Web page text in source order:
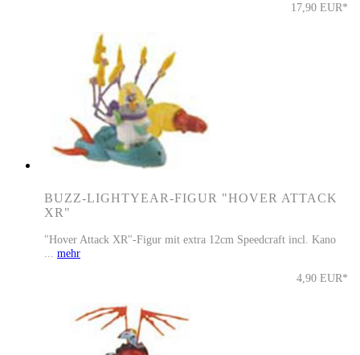
17,90 EUR*
BUZZ-LIGHTYEAR-FIGUR "HOVER ATTACK
XR"
"Hover Attack XR"-Figur mit extra 12cm Speedcraft incl. Kano
mehr
4,90 EUR*